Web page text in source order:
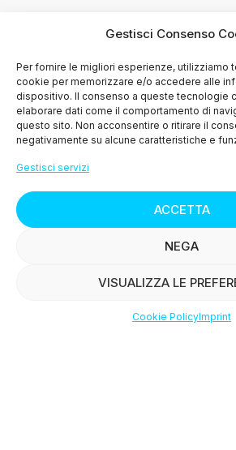
Gestisci Consenso
Per fornire le migliori esperienze, utilizziamo
cookie per memorizzare e/o accedere alle
dispositivo. Il consenso a queste tecnologie
elaborare dati come il comportamento di
questo sito. Non acconsentire o ritirare il
negativamente su alcune caratteristiche e
Gestisci servizi
ACCETTA
NEGA
VISUALIZZA LE
Cookie PolicyImprint
Salmone Affumicato
> Privacy Policy
> Cookie Policy (UE)
MENU
> I nostri prodotti
Filters